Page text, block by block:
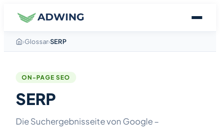
›Glossar›SERP
ON-PAGE SEO
SERP
Die Suchergebnisseite von Google –